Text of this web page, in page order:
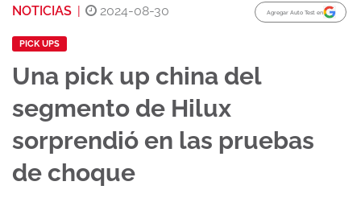
NOTICIAS | 2024-08-30 Agregar Auto Test en
PICK UPS
Una pick up china del
segmento de Hilux
sorprendió en las pruebas
de choque